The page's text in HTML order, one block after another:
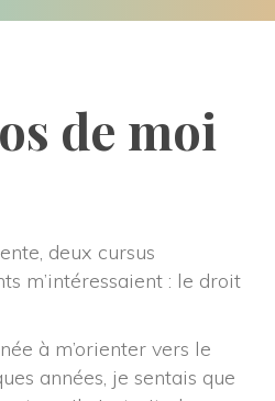
de moi
deux cursus
m’intéressaient : le droit
à m’orienter vers le
années, je sentais que